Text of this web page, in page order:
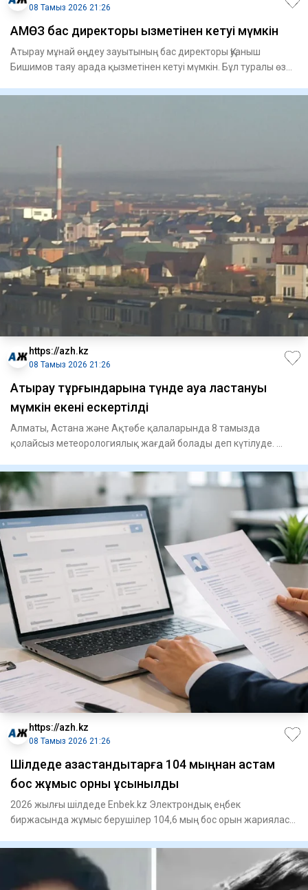
08 Тамыз 2026 21:26
АМӨЗ бас директоры қызметінен кетуі мүмкін
Атырау мұнай өңдеу зауытының бас директоры Қуаныш
Бишимов таяу арада қызметінен кетуі мүмкін. Бұл туралы өз
https://azh.kz
08 Тамыз 2026 21:26
Атырау тұрғындарына түнде ауа ластануы
мүмкін екені ескертілді
Алматы, Астана және Ақтөбе қалаларында 8 тамызда
қолайсыз метеорологиялық жағдай болады деп күтілуде.
https://azh.kz
08 Тамыз 2026 21:26
​Шілдеде қазақстандықтарға 104 мыңнан астам
бос жұмыс орны ұсынылды
2026 жылғы шілдеде Enbek.kz Электрондық еңбек
биржасында жұмыс берушілер 104,6 мың бос орын жарияласа,